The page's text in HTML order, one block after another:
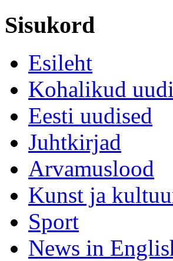
Sisukord
Esileht
Kohalikud
Eesti uudised
Juhtkirjad
Arvamuslood
Kunst ja
Sport
News in